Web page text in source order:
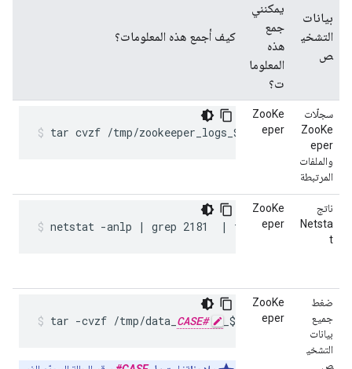
بيانات
التشخي
ص
يمكنني
جمع
هذه
المعلوما
ت؟
كيف أجمع هذه المعلومات؟
سجلّات
ZooKe
eper
والملفات
المرتبطة
ZooKe
eper
tar cvzf /tmp/
ناتج
Netsta
t
ZooKe
eper
netstat -anlp | grep 2181  | tee /tmp/
ضغط
جميع
بيانات
التشخي
ص
ZooKe
eper
tar -cvzf /tmp/data_ CASE# _$(hostname).tar.gz